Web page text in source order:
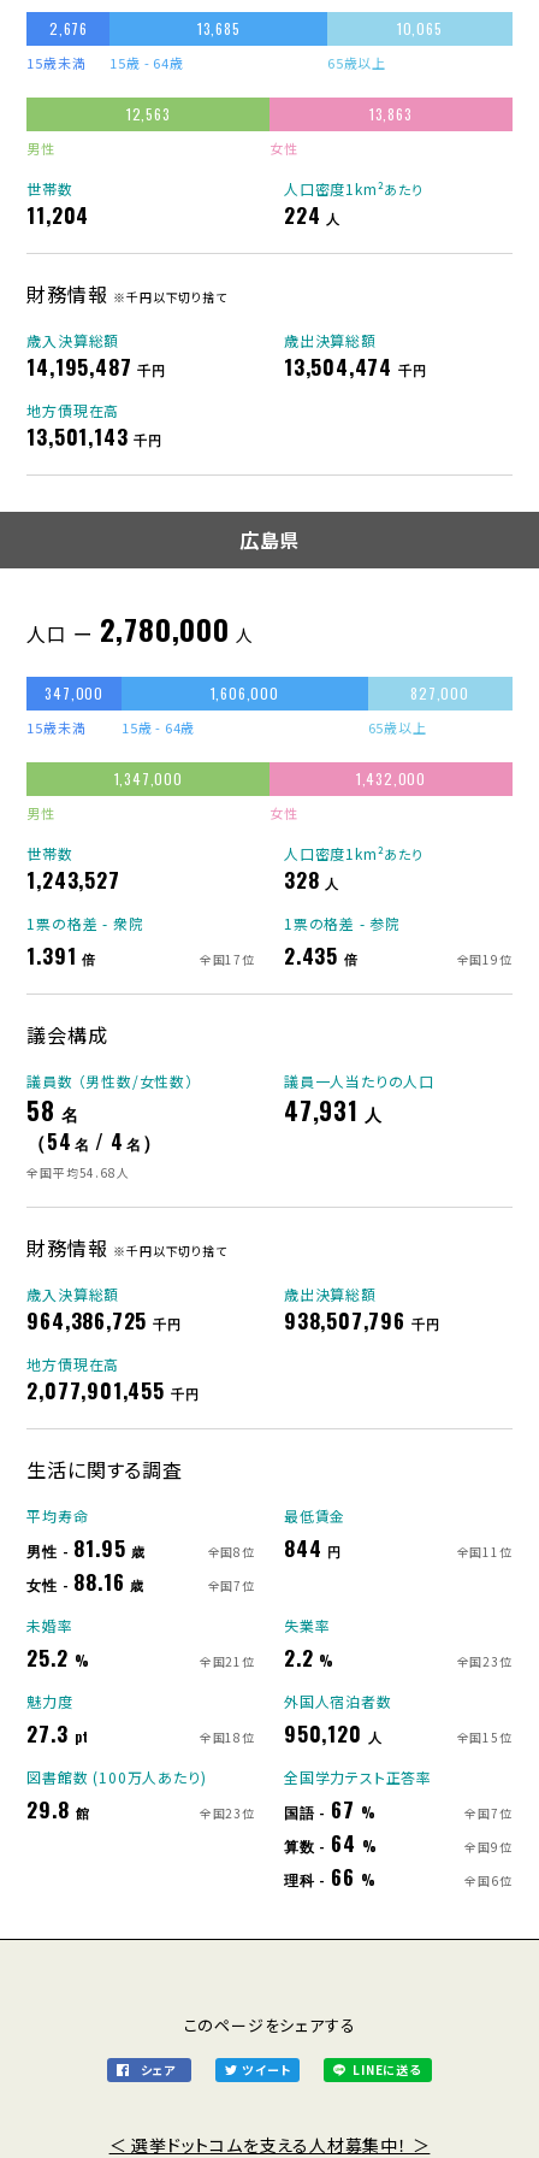
2,676
15歳未満
13,685
15歳 - 64歳
10,065
65歳以上
12,563
男性
13,863
女性
世帯数
11,204
人口密度1km²あたり
224 人
財務情報 ※千円以下切り捨て
歳入決算総額
14,195,487 千円
歳出決算総額
13,504,474 千円
地方債現在高
13,501,143 千円
広島県
人口 ー 2,780,000 人
347,000
15歳未満
1,606,000
15歳 - 64歳
827,000
65歳以上
1,347,000
男性
1,432,000
女性
世帯数
1,243,527
人口密度1km²あたり
328 人
1票の格差 - 衆院
1.391 倍 全国17位
1票の格差 - 参院
2.435 倍 全国19位
議会構成
議員数 （男性数/女性数）
58 名
（54 名 / 4 名 ）
全国平均54.68人
議員一人当たりの人口
47,931 人
財務情報 ※千円以下切り捨て
歳入決算総額
964,386,725 千円
歳出決算総額
938,507,796 千円
地方債現在高
2,077,901,455 千円
生活に関する調査
平均寿命
男性 - 81.95 歳 全国8位
女性 - 88.16 歳 全国7位
最低賃金
844 円 全国11位
未婚率
25.2 % 全国21位
失業率
2.2 % 全国23位
魅力度
27.3 pt 全国18位
外国人宿泊者数
950,120 人 全国15位
図書館数 (100万人あたり)
29.8 館 全国23位
全国学力テスト正答率
国語 - 67 % 全国7位
算数 - 64 % 全国9位
理科 - 66 % 全国6位
このページをシェアする
シェア ツイート LINEに送る
＜ 選挙ドットコムを支える人材募集中！ ＞